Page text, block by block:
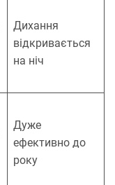
Дихання
відкривається
на ніч
Дуже
ефективно до
року